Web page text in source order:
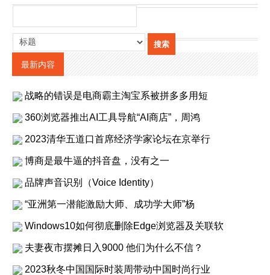
最新内容
战略的错误是电商霸主淘宝系被拼多多用短
360浏览器推出AI工具导航“AI商店”，周鸿
2023清华五道口首席经济学家论坛在京举行
博商是最牛逼的抖音盘，没有之一
品牌声音识别（Voice Identity）
“亚洲第一潜能激励大师、成功学大师”杨
Windows10如何彻底删除Edge浏览器及关联软
夫妻夜市摆摊日入9000 他们为什么不信？
2023秋冬中国国际时装周带动中国时尚行业